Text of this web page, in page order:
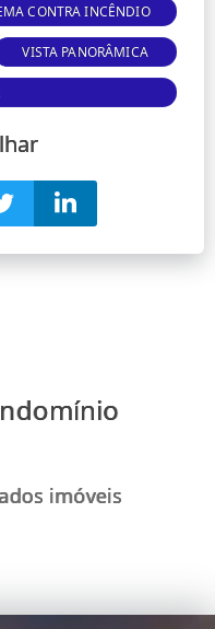
CONTRA INCÊNDIO
VISTA PANORÂMICA
imóveis